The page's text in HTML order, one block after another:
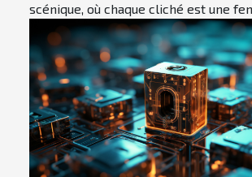
scénique, où chaque cliché est une